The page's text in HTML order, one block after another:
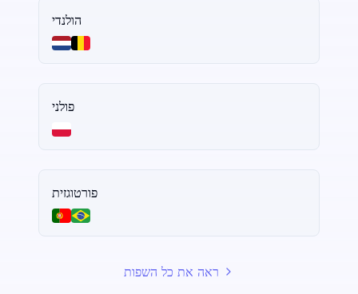
הולנדי
פולני
פורטוגזית
ראה את כל השפות